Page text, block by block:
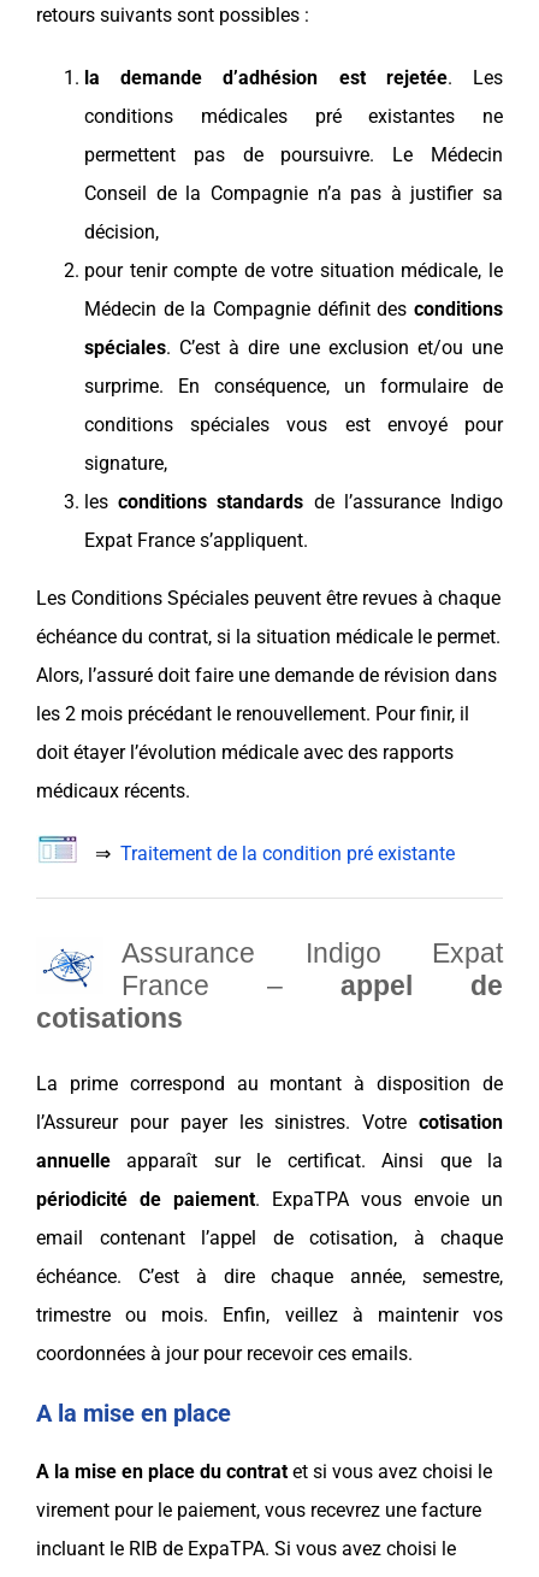
retours suivants sont possibles :
la demande d’adhésion est rejetée. Les
conditions médicales pré existantes ne
permettent pas de poursuivre. Le Médecin
Conseil de la Compagnie n’a pas à justifier sa
décision,
pour tenir compte de votre situation médicale, le
Médecin de la Compagnie définit des conditions
spéciales. C’est à dire une exclusion et/ou une
surprime. En conséquence, un formulaire de
conditions spéciales vous est envoyé pour
signature,
lesconditions standards de l’assurance Indigo
Expat France s’appliquent.
Les Conditions Spéciales peuvent être revues à chaque
échéance du contrat, si la situation médicale le permet.
Alors, l’assuré doit faire une demande de révision dans
les 2 mois précédant le renouvellement. Pour finir, il
doit étayer l’évolution médicale avec des rapports
médicaux récents.
⇒ Traitement de la condition pré existante
Assurance Indigo Expat
France – appel de
cotisations
La prime correspond au montant à disposition de
l’Assureur pour payer les sinistres. Votre cotisation
annuelle apparaît sur le certificat. Ainsi que la
périodicité de paiement. ExpaTPA vous envoie un
email contenant l’appel de cotisation, à chaque
échéance. C’est à dire chaque année, semestre,
trimestre ou mois. Enfin, veillez à maintenir vos
coordonnées à jour pour recevoir ces emails.
A la mise en place
A la mise en place du contrat et si vous avez choisi le
virement pour le paiement, vous recevrez une facture
incluant le RIB de ExpaTPA. Si vous avez choisi le